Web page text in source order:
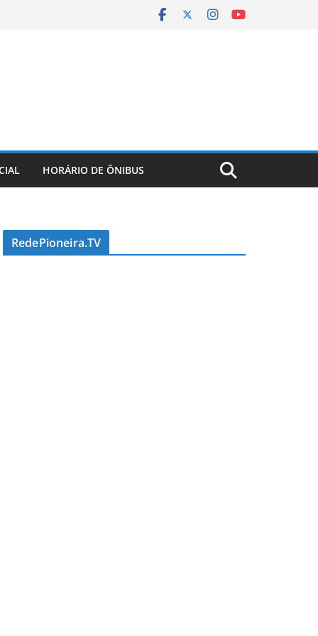
HORÁRIO DE ÔNIBUS
RedePioneira.TV